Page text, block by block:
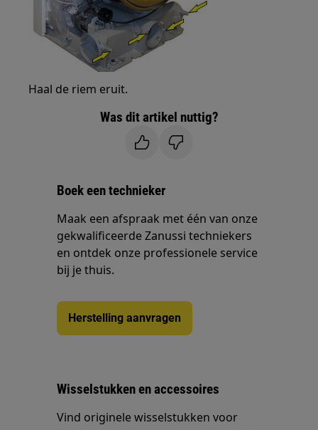
Haal de riem eruit.
Was dit artikel nuttig?
Boek een technieker
Maak een afspraak met één van onze
gekwalificeerde Zanussi techniekers
en ontdek onze professionele service
bij je thuis.
Herstelling aanvragen
Wisselstukken en accessoires
Vind originele wisselstukken voor